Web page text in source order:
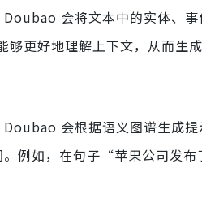
会将文本中的实体、
更好地理解上下文，从而生成
会根据语义图谱生成
。例如，在句子“苹果公司